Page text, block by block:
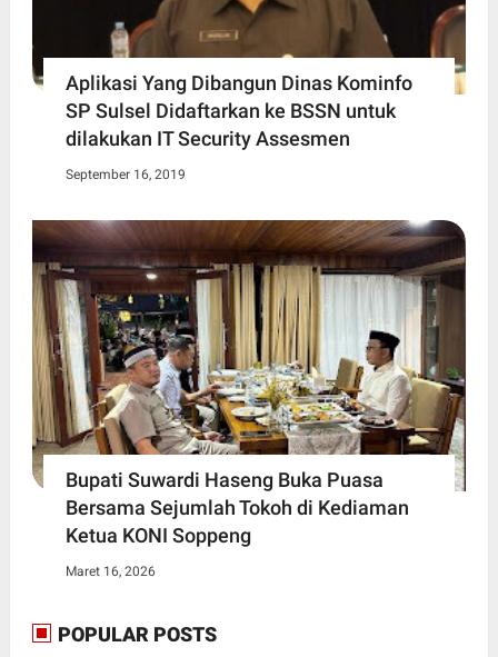
Aplikasi Yang Dibangun Dinas Kominfo
SP Sulsel Didaftarkan ke BSSN untuk
dilakukan IT Security Assesmen
September 16, 2019
Bupati Suwardi Haseng Buka Puasa
Bersama Sejumlah Tokoh di Kediaman
Ketua KONI Soppeng
Maret 16, 2026
POPULAR POSTS